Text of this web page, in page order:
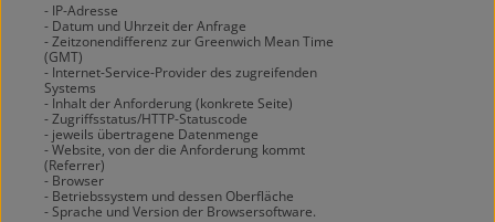
- IP-Adresse
- Datum und Uhrzeit der Anfrage
- Zeitzonendifferenz zur Greenwich Mean Time
(GMT)
- Internet-Service-Provider des zugreifenden
Systems
- Inhalt der Anforderung (konkrete Seite)
- Zugriffsstatus/HTTP-Statuscode
- jeweils übertragene Datenmenge
- Website, von der die Anforderung kommt
(Referrer)
- Browser
- Betriebssystem und dessen Oberfläche
- Sprache und Version der Browsersoftware.